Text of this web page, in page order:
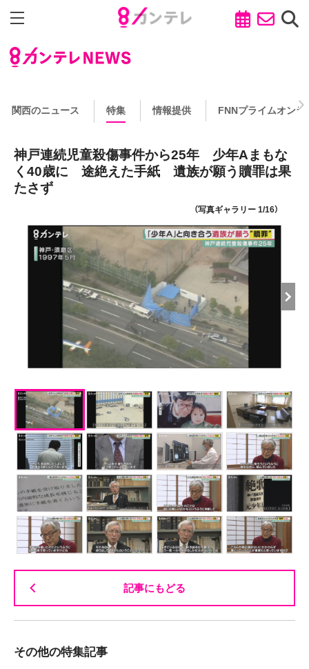
関西のニュース 特集 情報提供 FNNプライムオンラ
神戸連続児童殺傷事件から25年 少年Aまもな
く40歳に 途絶えた手紙 遺族が願う贖罪は果
たさず
（写真ギャラリー 1/16）
記事にもどる
その他の特集記事